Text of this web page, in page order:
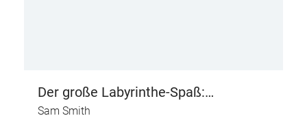
Der große Labyrinthe-Spaß:
Dinosaurier
Sam Smith